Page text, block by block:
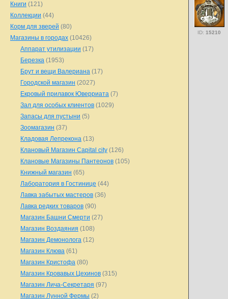
ID: 15210
Книги (121)
Коллекции (44)
Корм для зверей (80)
Магазины в городах (10426)
Аппарат утилизации (17)
Березка (1953)
Брут и вещи Валериана (17)
Городской магазин (2027)
Екровый прилавок Юверриата (7)
Зал для особых клиентов (1029)
Запасы для пустыни (5)
Зоомагазин (37)
Кладовая Лепрекона (13)
Клановый Магазин Capital city (126)
Клановые Магазины Пантеонов (105)
Книжный магазин (65)
Лаборатория в Гостинице (44)
Лавка забытых мастеров (36)
Лавка редких товаров (90)
Магазин Башни Смерти (27)
Магазин Воздаяния (108)
Магазин Демонолога (12)
Магазин Клюва (61)
Магазин Кристофа (80)
Магазин Кровавых Цехинов (315)
Магазин Лича-Секретаря (97)
Магазин Лунной Фермы (2)